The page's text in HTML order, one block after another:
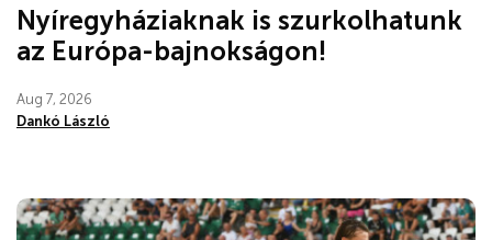
Nyíregyháziaknak is szurkolhatunk
az Európa-bajnokságon!
Aug 7, 2026
Dankó László